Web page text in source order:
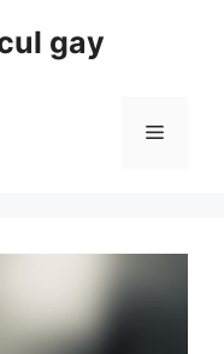
gay
Menu